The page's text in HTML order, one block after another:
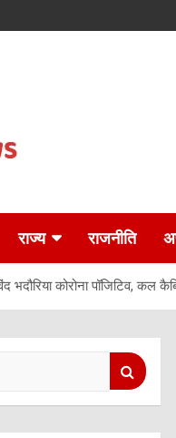
राज्य राजनीति
भदौरिया कोरोना पॉजिटिव, कल